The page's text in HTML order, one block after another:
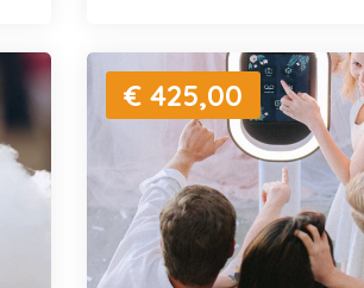
€ 425,00